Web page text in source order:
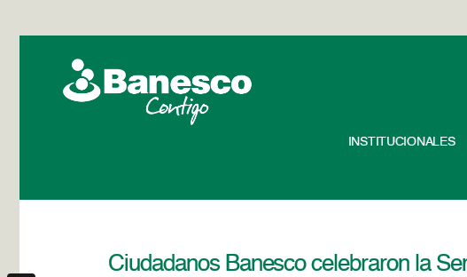
INSTITUCIONALES
Ciudadanos Banesco celebraron la